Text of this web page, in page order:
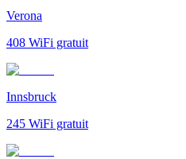
Verona
408 WiFi gratuit
Innsbruck
245 WiFi gratuit